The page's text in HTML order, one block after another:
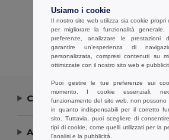
Visualizzazione Di Tutti I
Contattaci
Aiuto or Assistenza
Usiamo i cookie
Il nostro sito web utilizza sia cookie propri
per migliorare la funzionalità generale,
preferenze, analizzare le
garantire un'esperienza di
personalizzata, compresi contenuti su
ottimizzate con il nostro sito web e
Puoi gestire le tue preferenze sui
momento. I cookie essenziali,
funzionamento del sito web, non possono
in quanto indispensabili per il corretto
sito. Tuttavia, puoi scegliere di
tipi di cookie, come quelli utilizzati per la
l'analisi e la pubblicità.